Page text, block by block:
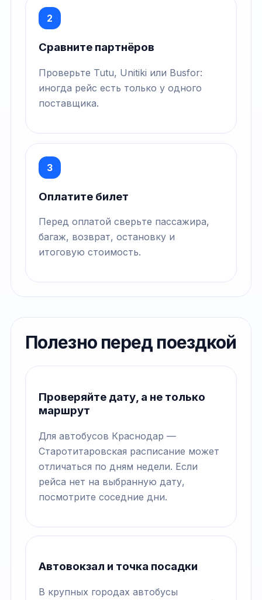
2
Сравните партнёров
Проверьте Tutu, Unitiki или Busfor:
иногда рейс есть только у одного
поставщика.
3
Оплатите билет
Перед оплатой сверьте пассажира,
багаж, возврат, остановку и
итоговую стоимость.
Полезно перед поездкой
Проверяйте дату, а не только
маршрут
Для автобусов Краснодар —
Старотитаровская расписание может
отличаться по дням недели. Если
рейса нет на выбранную дату,
посмотрите соседние дни.
Автовокзал и точка посадки
В крупных городах автобусы